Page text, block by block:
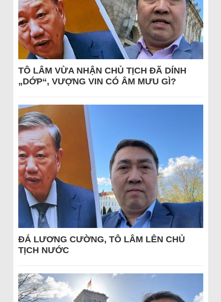
TÔ LÂM VỪA NHẬN CHỦ TỊCH ĐÃ DÍNH
„DỚP“, VƯỢNG VIN CÓ ÂM MƯU GÌ?
ĐÁ LƯƠNG CƯỜNG, TÔ LÂM LÊN CHỦ
TỊCH NƯỚC